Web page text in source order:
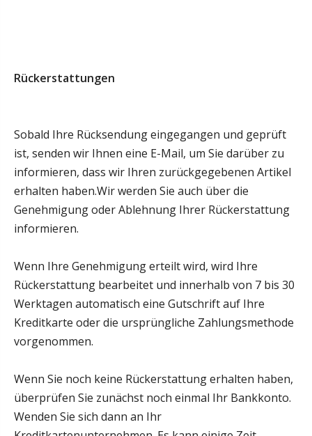
Rückerstattungen
Sobald Ihre Rücksendung eingegangen und geprüft
ist, senden wir Ihnen eine E-Mail, um Sie darüber zu
informieren, dass wir Ihren zurückgegebenen Artikel
erhalten haben.Wir werden Sie auch über die
Genehmigung oder Ablehnung Ihrer Rückerstattung
informieren.
Wenn Ihre Genehmigung erteilt wird, wird Ihre
Rückerstattung bearbeitet und innerhalb von 7 bis 30
Werktagen automatisch eine Gutschrift auf Ihre
Kreditkarte oder die ursprüngliche Zahlungsmethode
vorgenommen.
Wenn Sie noch keine Rückerstattung erhalten haben,
überprüfen Sie zunächst noch einmal Ihr Bankkonto.
Wenden Sie sich dann an Ihr